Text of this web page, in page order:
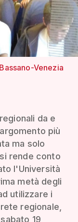
Venezia
da e
più
ma solo
rende conto
l'Università
metà degli
utilizzare i
regionale,
19